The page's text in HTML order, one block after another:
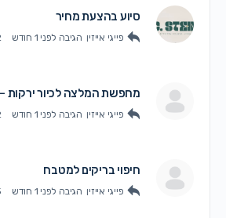
סיוע בהצעת מחיר
פייגי אייזין הגיבהלפני 1 חודש 2 חברות
מחפשת המלצה לכיור ירקות – רוחב 35
פייגי אייזין הגיבהלפני 1 חודש 2 חברות
חיפוי בריקים למטבח
פייגי אייזין הגיבהלפני 1 חודש 3 חברות